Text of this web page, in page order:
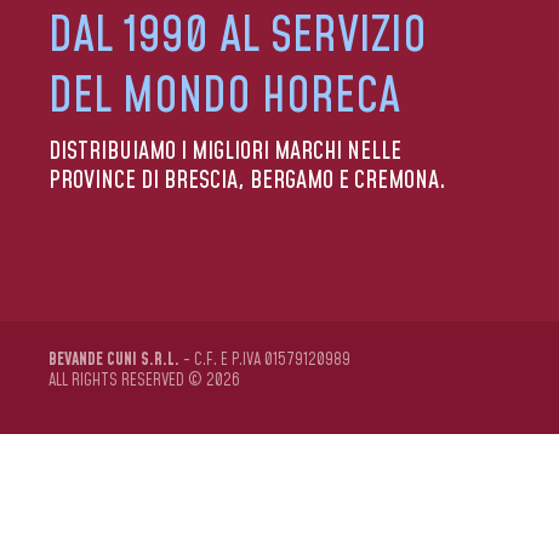
DAL 1990 AL SERVIZIO
DEL MONDO HORECA
DISTRIBUIAMO I MIGLIORI MARCHI NELLE
PROVINCE DI BRESCIA, BERGAMO E CREMONA.
BEVANDE CUNI S.R.L. - C.F. E P.IVA 01579120989
ALL RIGHTS RESERVED © 2026